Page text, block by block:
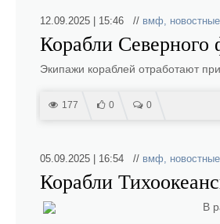
12.09.2025 | 15:46 // вмф,
Корабли Северного
Экипажи кораблей отработают
177 0 0
05.09.2025 | 16:54 // вмф,
Корабли
В